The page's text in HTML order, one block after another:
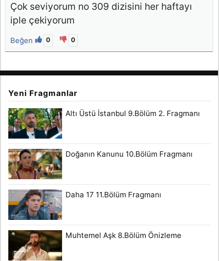
Çok seviyorum no 309 dizisini her haftayı
iple çekiyorum
Beğen 0 0
Yeni Fragmanlar
Altı Üstü İstanbul 9.Bölüm 2. Fragmanı
Doğanın Kanunu 10.Bölüm Fragmanı
Daha 17 11.Bölüm Fragmanı
Muhtemel Aşk 8.Bölüm Önizleme